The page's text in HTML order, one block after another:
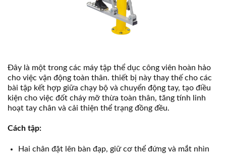
Đây là một trong các máy tập thể dục công viên hoàn hảo
cho việc vận động toàn thân. thiết bị này thay thế cho các
bài tập kết hợp giữa chạy bộ và chuyển động tay, tạo điều
kiện cho việc đốt cháy mỡ thừa toàn thân, tăng tính linh
hoạt tay chân và cải thiện thể trạng đồng đều.
Cách tập:
Hai chân đặt lên bàn đạp, giữ cơ thể đứng và mắt nhìn